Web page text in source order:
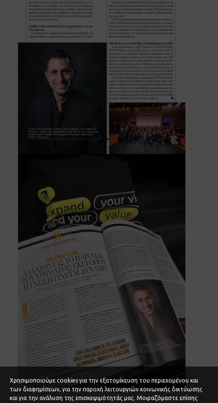
Χρησιμοποιούμε cookies για την εξατομίκευση του περιεχομένου και
των διαφημίσεων, για την παροχή λειτουργιών κοινωνικής δικτύωσης
και για την ανάλυση της επισκεψιμότητάς μας. Μοιραζόμαστε επίσης